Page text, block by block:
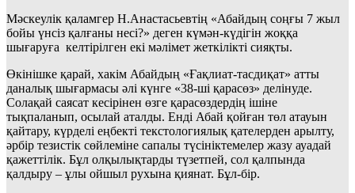
Мәскеулік қаламгер Н.Анастасьевтің «Абайдың соңғы 7 жыл
бойы үнсіз қалғаны несі?» деген күмән-күдігін жоққа
шығаруға келтірілген екі мәлімет жеткілікті сияқты.
Өкінішке қарай, хакім Абайдың «Ғақлиат-тасдиқат» атты
даналық шығармасы әлі күнге «38-ші қарасөз» делінуде.
Солақай саясат кесірінен өзге қарасөздердің ішіне
тықпаланып, осылай аталды. Енді Абай қойған төл атауын
қайтару, күрделі еңбекті текстологиялық қателерден арылту,
әрбір тезистік сөйлеміне сапалы түсініктемелер жазу ауадай
қажеттілік. Бұл олқылықтарды түзетпей, сол қалпында
қалдыру – ұлы ойшыл рухына қиянат. Бұл-бір.